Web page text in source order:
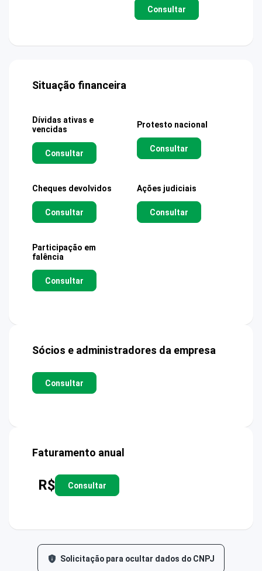
Consultar
Situação financeira
Dívidas ativas e
vencidas
Consultar
Protesto nacional
Consultar
Cheques devolvidos
Consultar
Ações judiciais
Consultar
Participação em
falência
Consultar
Sócios e administradores da empresa
Consultar
Faturamento anual
R$ Consultar
Solicitação para ocultar dados do CNPJ